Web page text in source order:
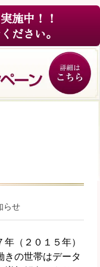
施中！！
ださい。
らせ
（２０１５年）
きの世帯はデータ